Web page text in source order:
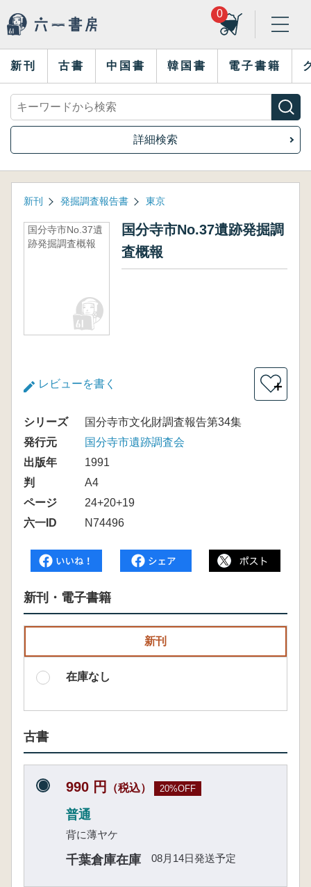
0
新刊 古書 中国書 韓国書 電子書籍
詳細検索
新刊 発掘調査報告書 東京
国分寺市No.37遺
跡発掘調査概報
国分寺市No.37遺跡発掘調
査概報
レビューを書く ＋
シリーズ
国分寺市文化財調査報告第34集
発行元
国分寺市遺跡調査会
出版年
1991
判
A4
ページ
24+20+19
六一ID
N74496
新刊・電子書籍
新刊
在庫なし
古書
990 円 （税込） 20%OFF
普通
背に薄ヤケ
千葉倉庫在庫 08月14日発送予定